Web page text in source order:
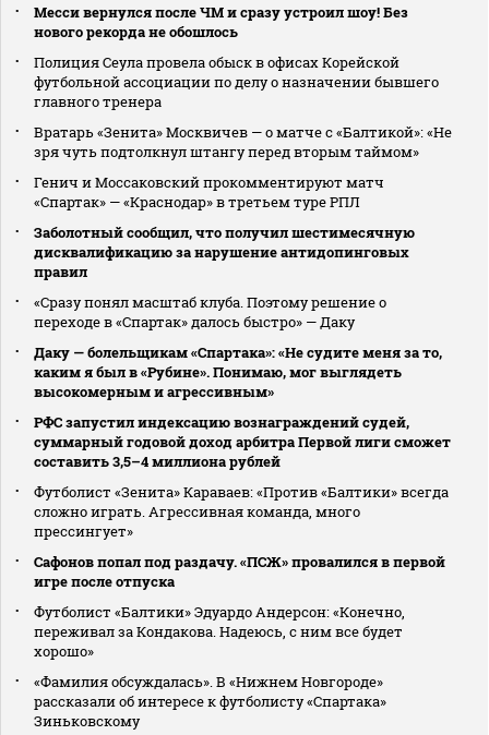
Месси вернулся после ЧМ и сразу устроил шоу! Без
нового рекорда не обошлось
Полиция Сеула провела обыск в офисах Корейской
футбольной ассоциации по делу о назначении бывшего
главного тренера
Вратарь «Зенита» Москвичев — о матче с «Балтикой»: «Не
зря чуть подтолкнул штангу перед вторым таймом»
Генич и Моссаковский прокомментируют матч
«Спартак» — «Краснодар» в третьем туре РПЛ
Заболотный сообщил, что получил шестимесячную
дисквалификацию за нарушение антидопинговых
правил
«Сразу понял масштаб клуба. Поэтому решение о
переходе в «Спартак» далось быстро» — Даку
Даку — болельщикам «Спартака»: «Не судите меня за то,
каким я был в «Рубине». Понимаю, мог выглядеть
высокомерным и агрессивным»
РФС запустил индексацию вознаграждений судей,
суммарный годовой доход арбитра Первой лиги сможет
составить 3,5–4 миллиона рублей
Футболист «Зенита» Караваев: «Против «Балтики» всегда
сложно играть. Агрессивная команда, много
прессингует»
Сафонов попал под раздачу. «ПСЖ» провалился в первой
игре после отпуска
Футболист «Балтики» Эдуардо Андерсон: «Конечно,
переживал за Кондакова. Надеюсь, с ним все будет
хорошо»
«Фамилия обсуждалась». В «Нижнем Новгороде»
рассказали об интересе к футболисту «Спартака»
Зиньковскому